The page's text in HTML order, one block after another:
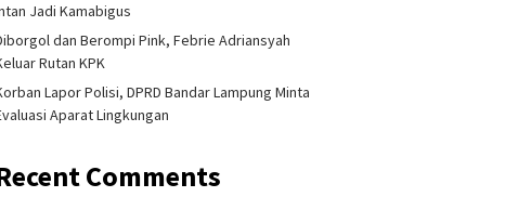
Jadi Kamabigus
dan Berompi Pink, Febrie Adriansyah
Rutan KPK
Lapor Polisi, DPRD Bandar Lampung Minta
Aparat Lingkungan
Comments